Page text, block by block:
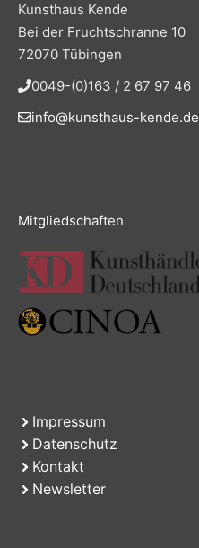
Kunsthaus Kende
Bei der Fruchtschranne 10
72070 Tübingen
0049-(0)163 / 2 67 97 46
info@kunsthaus-kende.de
Mitgliedschaften
Impressum
Datenschutz
Kontakt
Newsletter